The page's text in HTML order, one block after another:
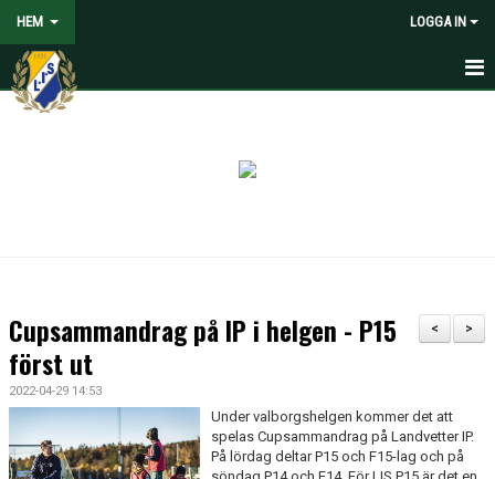
HEM LOGGA IN
HEM
BLI PARTNER TILL LIS
STÖDMEDLEM
SPELARE
>
<
Cupsammandrag på IP i helgen - P15
först ut
2022-04-29 14:53
Under valborgshelgen kommer det att
spelas Cupsammandrag på Landvetter IP.
På lördag deltar P15 och F15-lag och på